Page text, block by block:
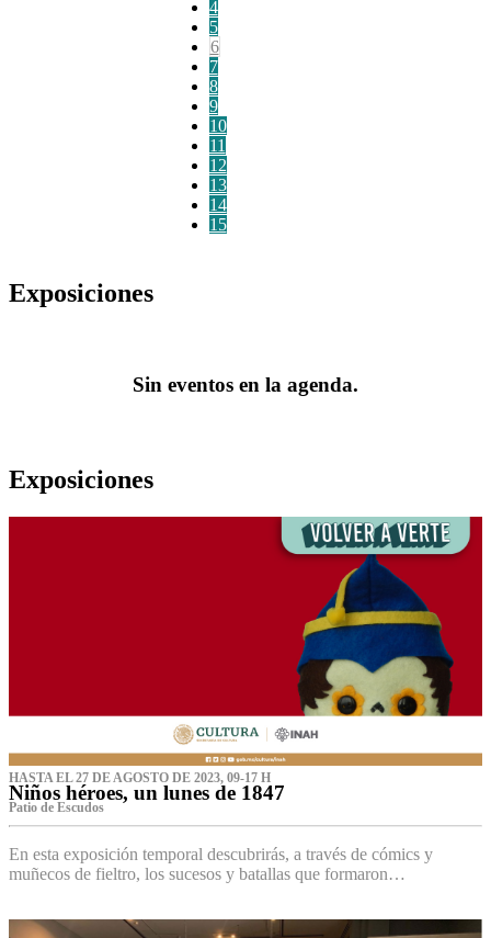
4
5
6
7
8
9
10
11
12
13
14
15
Exposiciones
Sin eventos en la agenda.
Exposiciones
HASTA EL 27 DE AGOSTO DE 2023, 09-17 H
Niños héroes, un lunes de 1847
Patio de Escudos
En esta exposición temporal descubrirás, a través de cómics y
muñecos de fieltro, los sucesos y batallas que formaron…